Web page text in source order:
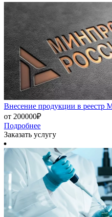
Внесение продукции в реестр
от 200000₽
Подробнее
Заказать услугу